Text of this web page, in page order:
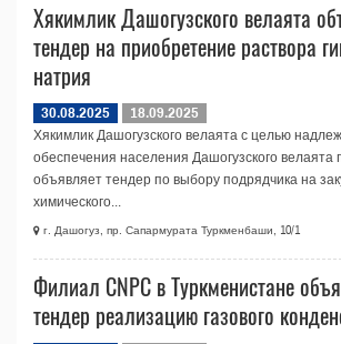
Хякимлик Дашогузского велаята
тендер на приобретение раствора
натрия
30.08.2025
18.09.2025
Хякимлик Дашогузского велаята с целью
обеспечения населения Дашогузского велаята
объявляет тендер по выбору подрядчика на
химического...
г. Дашогуз, пр. Сапармурата Туркменбаши, 10/1
Филиал CNPC в Туркменистане
тендер реализацию газового